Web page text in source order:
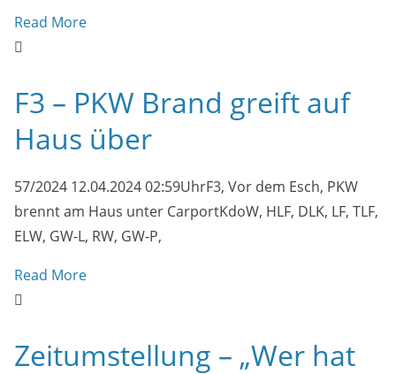
Read More
F3 – PKW Brand greift auf
Haus über
57/2024 12.04.2024 02:59UhrF3, Vor dem Esch, PKW
brennt am Haus unter CarportKdoW, HLF, DLK, LF, TLF,
ELW, GW-L, RW, GW-P,
Read More
Zeitumstellung – „Wer hat